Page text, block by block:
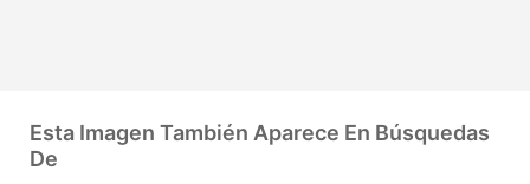
Esta Imagen También Aparece En Búsquedas
De